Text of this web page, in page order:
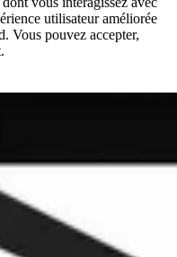
utilisateur améliorée
Vous pouvez accepter,